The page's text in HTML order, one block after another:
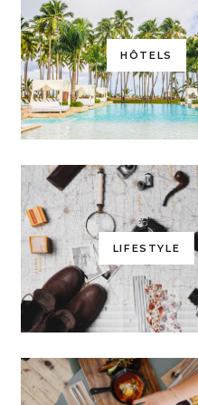
HÔTELS
LIFESTYLE